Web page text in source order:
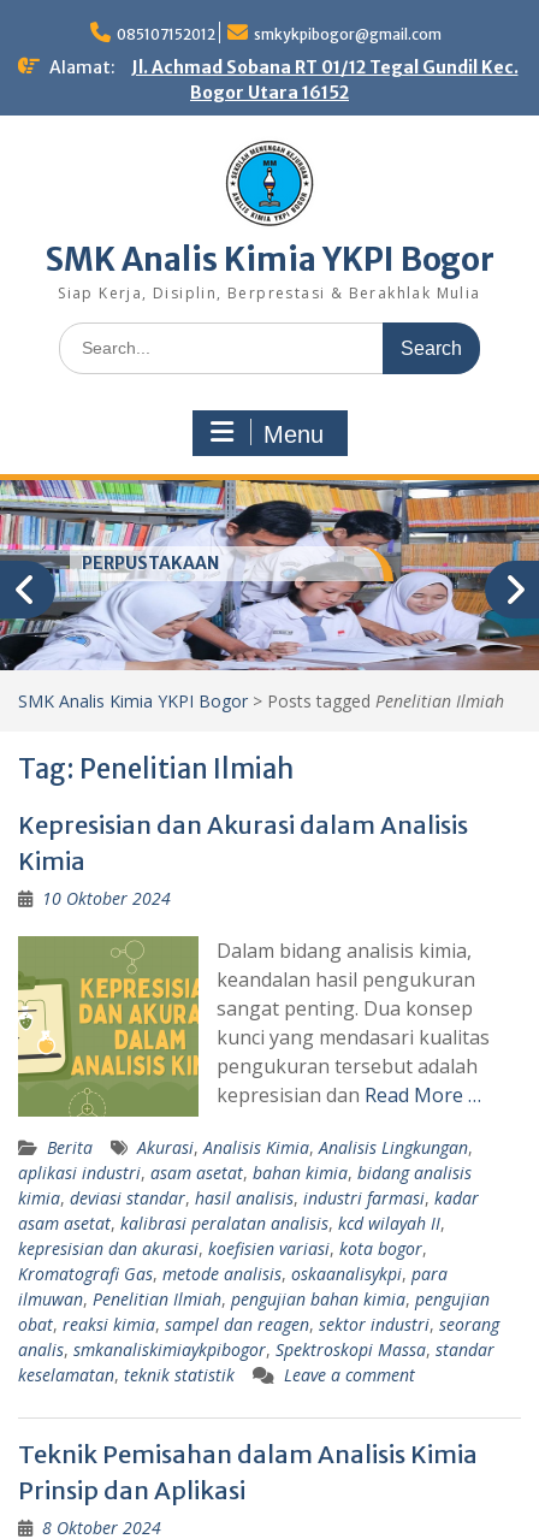
content
085107152012 smkykpibogor@gmail.com
Alamat:
Jl. Achmad Sobana RT 01/12 Tegal Gundil Kec.
Bogor Utara 16152
SMK Analis Kimia YKPI Bogor
Siap Kerja, Disiplin, Berprestasi & Berakhlak Mulia
Search
for:
Menu
PERPUSTAKAAN
SMK Analis Kimia YKPI Bogor > Posts tagged Penelitian Ilmiah
Tag: Penelitian Ilmiah
Kepresisian dan Akurasi dalam Analisis
Kimia
10 Oktober 2024
Dalam bidang analisis kimia,
keandalan hasil pengukuran
sangat penting. Dua konsep
kunci yang mendasari kualitas
pengukuran tersebut adalah
kepresisian dan Read More …
Berita Akurasi, Analisis Kimia, Analisis Lingkungan,
aplikasi industri, asam asetat, bahan kimia, bidang analisis
kimia, deviasi standar, hasil analisis, industri farmasi, kadar
asam asetat, kalibrasi peralatan analisis, kcd wilayah II,
kepresisian dan akurasi, koefisien variasi, kota bogor,
Kromatografi Gas, metode analisis, oskaanalisykpi, para
ilmuwan, Penelitian Ilmiah, pengujian bahan kimia, pengujian
obat, reaksi kimia, sampel dan reagen, sektor industri, seorang
analis, smkanaliskimiaykpibogor, Spektroskopi Massa, standar
keselamatan, teknik statistik Leave a comment
Teknik Pemisahan dalam Analisis Kimia
Prinsip dan Aplikasi
8 Oktober 2024